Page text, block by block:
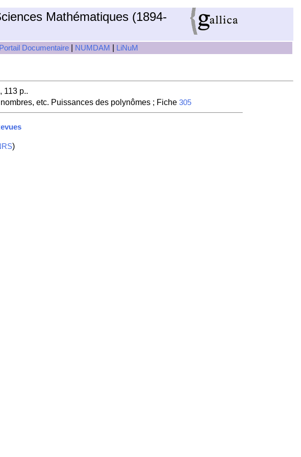
Mathématiques (1894-
Portail Documentaire NUMDAM LiNuM
113 p..
etc. Puissances des polynômes ; Fiche 305
)